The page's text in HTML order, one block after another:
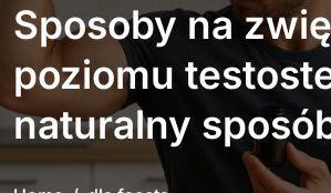
Sposoby na
poziomu
naturalny